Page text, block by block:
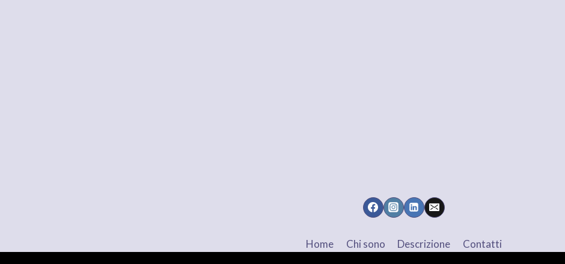
Home Chi sono Descrizione Contatti